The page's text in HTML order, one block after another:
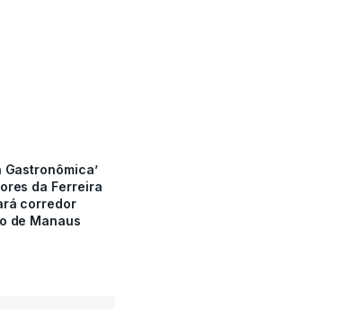
Gastronômica’
da Ferreira
corredor
de Manaus